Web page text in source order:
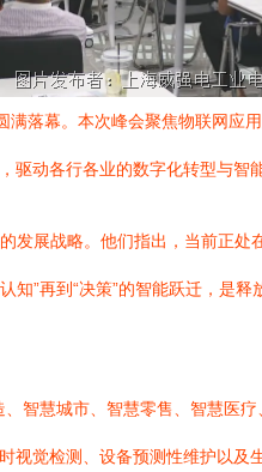
落幕。本次峰会聚焦物联网
动各行各业的数字化转型与智
展战略。他们指出，当前正
”再到“决策”的智能跃迁，是
智慧城市、智慧零售、智慧医
觉检测、设备预测性维护以